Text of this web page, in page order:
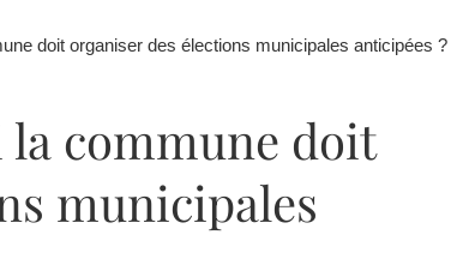
doit organiser des élections municipales anticipées ?
commune doit
municipales